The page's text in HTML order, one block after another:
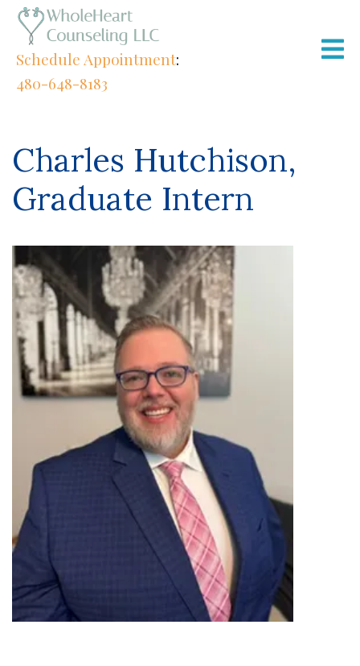
Schedule Appointment:
480-648-8183
Charles Hutchison,
Graduate Intern